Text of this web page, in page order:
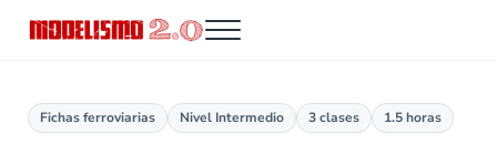
Menu
Fichas ferroviarias Nivel Intermedio 3 clases 1.5 horas